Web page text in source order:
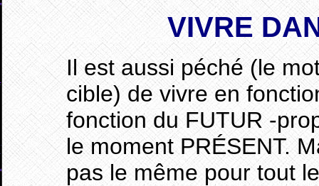
VIVRE
Il est aussi péché (le
cible) de vivre en
fonction du FUTUR -
le moment PRÉSENT.
pas le même pour tout